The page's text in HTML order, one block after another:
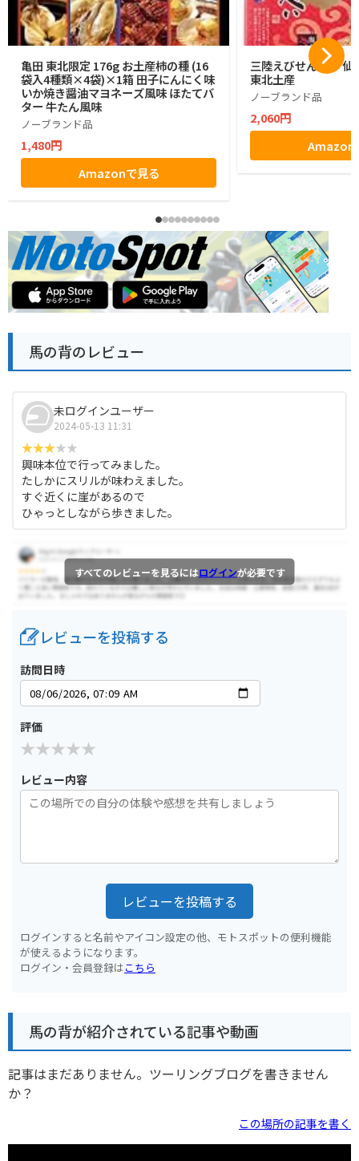
亀田 東北限定 176g お土産柿の種 (16
袋入4種類×4袋)×1箱 田子にんにく味
いか焼き醤油マヨネーズ風味 ほたてバ
ター 牛たん風味
ノーブランド品
1,480円
Amazonで見る
三陸えびせんべい 仙
東北土産
ノーブランド品
2,060円
Amazon
馬の背のレビュー
未ログインユーザー
2024-05-13 11:31
興味本位で行ってみました。
たしかにスリルが味わえました。
すぐ近くに崖があるので
ひゃっとしながら歩きました。
すべてのレビューを見るにはログインが必要です
レビューを投稿する
訪問日時
評価
レビュー内容
レビューを投稿する
ログインすると名前やアイコン設定の他、モトスポットの便利機能
が使えるようになります。
ログイン・会員登録はこちら
馬の背が紹介されている記事や動画
記事はまだありません。ツーリングブログを書きません
か？
この場所の記事を書く